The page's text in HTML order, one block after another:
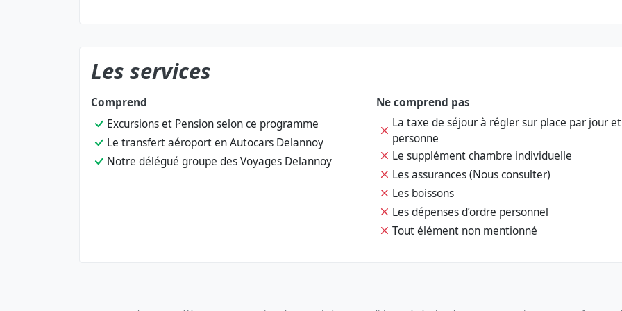
Les services
Comprend
Excursions et Pension selon ce programme
Le transfert aéroport en Autocars Delannoy
Notre délégué groupe des Voyages Delannoy
Ne comprend pas
La taxe de séjour à régler sur place par jour
personne
Le supplément chambre individuelle
Les assurances (Nous consulter)
Les boissons
Les dépenses d’ordre personnel
Tout élément non mentionné